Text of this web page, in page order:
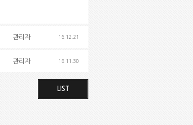
관리자 16.12.21
관리자 16.11.30
LIST